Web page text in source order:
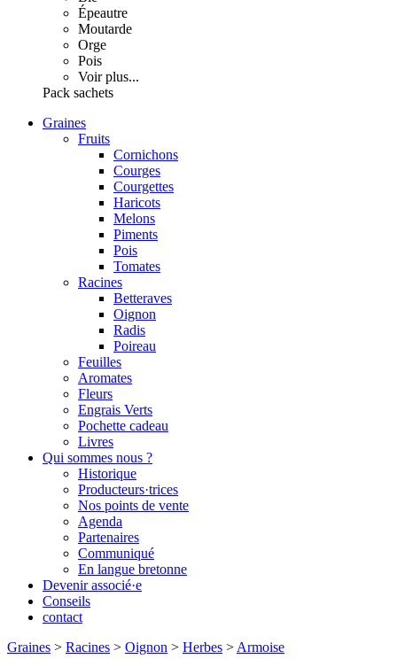
Épeautre
Moutarde
Orge
Pois
Voir plus...
Pack sachets
Graines
Fruits
Cornichons
Courges
Courgettes
Haricots
Melons
Piments
Pois
Tomates
Racines
Betteraves
Oignon
Radis
Poireau
Feuilles
Aromates
Fleurs
Engrais Verts
Pochette cadeau
Livres
Qui sommes nous ?
Historique
Producteurs·trices
Nos points de vente
Agenda
Partenaires
Communiqué
En langue bretonne
Devenir associé·e
Conseils
contact
Graines > Racines > Oignon > Herbes > Armoise